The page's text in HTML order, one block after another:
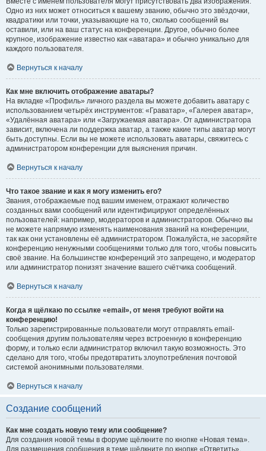
Одно из них может относиться к вашему званию, обычно это звёздочки,
квадратики или точки, указывающие на то, сколько сообщений вы
оставили, или на ваш статус на конференции. Другое, обычно более
крупное, изображение известно как «аватара» и обычно уникально для
каждого пользователя.
Вернуться к началу
Как мне включить отображение аватары?
На вкладке «Профиль» личного раздела вы можете добавить аватару с
использованием четырёх инструментов: «Граватар», «Галерея аватар»,
«Удалённая аватара» или «Загружаемая аватара». От администратора
зависит, включена ли поддержка аватар, а также какие типы аватар могут
быть доступны. Если вы не можете использовать аватары, свяжитесь с
администратором конференции для выяснения причин.
Вернуться к началу
Что такое звание и как я могу изменить его?
Звания, отображаемые под вашим именем, отражают количество
созданных вами сообщений или идентифицируют определённых
пользователей: например, модераторов и администраторов. Обычно вы
не можете напрямую изменять наименования званий на конференции,
так как они установлены её администратором. Пожалуйста, не засоряйте
конференцию ненужными сообщениями только для того, чтобы повысить
своё звание. На большинстве конференций это запрещено, и модератор
или администратор понизят значение вашего счётчика сообщений.
Вернуться к началу
Когда я щёлкаю по ссылке «email», от меня требуют войти на
конференцию!
Только зарегистрированные пользователи могут отправлять email-
сообщения другим пользователям через встроенную в конференцию
форму, и только если администратор включил такую возможность. Это
сделано для того, чтобы предотвратить злоупотребления почтовой
системой анонимными пользователями.
Вернуться к началу
Создание сообщений
Как мне создать новую тему или сообщение?
Для создания новой темы в форуме щёлкните по кнопке «Новая тема».
Для размещения сообщения в теме щёлкните по кнопке «Ответить».